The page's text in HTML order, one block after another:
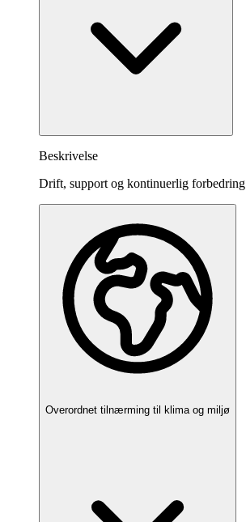
Beskrivelse
Drift, support og kontinuerlig forbedring
Overordnet tilnærming til klima og miljø